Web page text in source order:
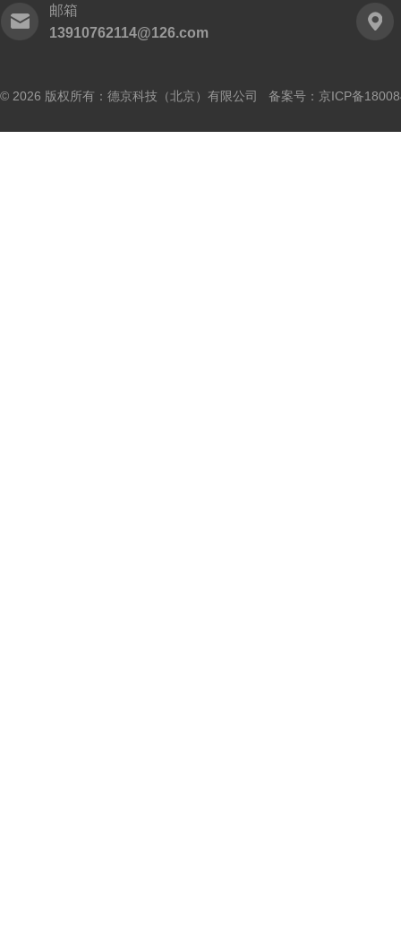
邮箱
13910762114@126.com
© 2026 版权所有：德京科技（北京）有限公司 备案号： 京ICP备